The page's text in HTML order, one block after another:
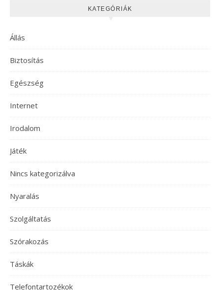
KATEGÓRIÁK
Állás
Biztosítás
Egészség
Internet
Irodalom
Játék
Nincs kategorizálva
Nyaralás
Szolgáltatás
Szórakozás
Táskák
Telefontartozékok